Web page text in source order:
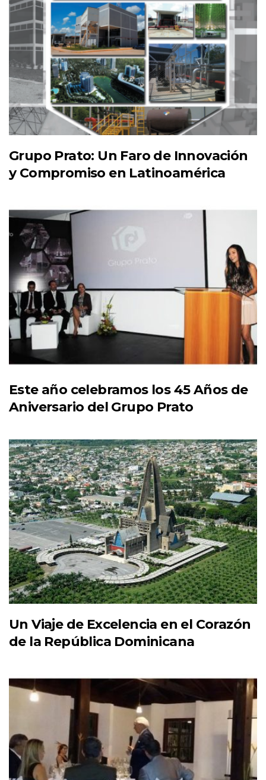
Grupo Prato: Un Faro de Innovación
y Compromiso en Latinoamérica
Este año celebramos los 45 Años de
Aniversario del Grupo Prato
Un Viaje de Excelencia en el Corazón
de la República Dominicana